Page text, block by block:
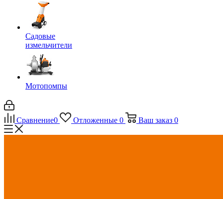
Садовые
измельчители
Мотопомпы
Сравнение0 Отложенные 0 Ваш заказ 0